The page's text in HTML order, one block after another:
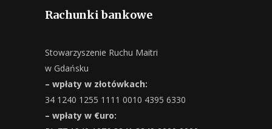
Rachunki bankowe
Stowarzyszenie Ruchu Maitri
w Gdańsku
– wpłaty w złotówkach:
34 1240 1255 1111 0010 4395 6330
– wpłaty w €uro: